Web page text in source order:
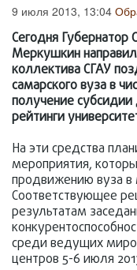
9 июля 2013, 13:04
Сегодня Губернатор
Меркушкин
коллектива СГАУ
самарского вуза в
получение
рейтинги
На эти средства
мероприятия,
продвижению вуза
Соответствующее
результатам
среди ведущих
центров 5-6 июля